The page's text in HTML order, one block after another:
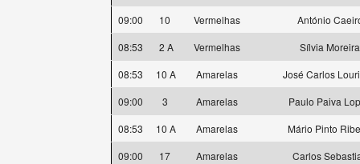
09:00
10 Vermelhas
António
08:53
2 A Vermelhas
Sílvia Moreira
08:53
10 A Amarelas
José Carlos
09:00
3 Amarelas
Paulo Paiva
08:53
10 A Amarelas
Mário Pinto
09:00
17 Amarelas
Carlos